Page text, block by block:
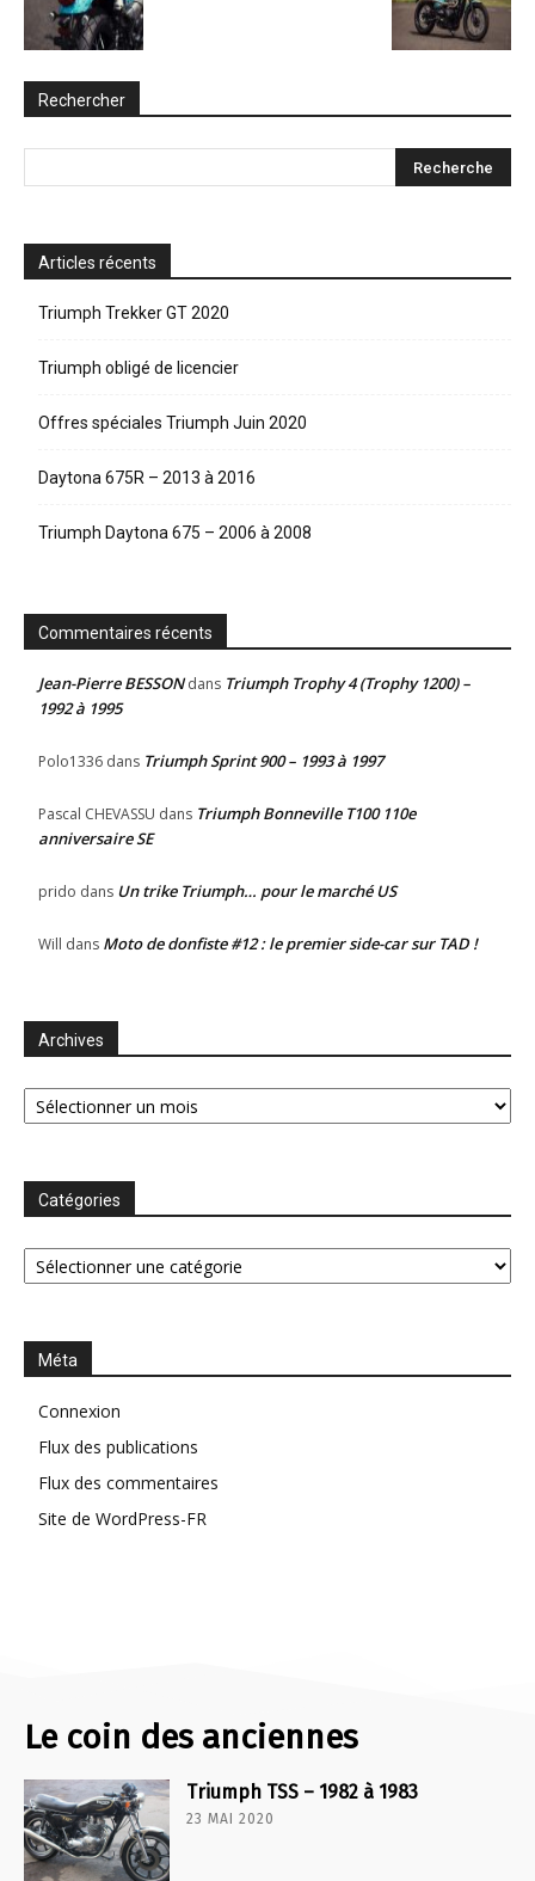
Rechercher
Articles récents
Triumph Trekker GT 2020
Triumph obligé de licencier
Offres spéciales Triumph Juin 2020
Daytona 675R – 2013 à 2016
Triumph Daytona 675 – 2006 à 2008
Commentaires récents
Jean-Pierre BESSONdans Triumph Trophy 4 (Trophy 1200) –
1992 à 1995
Polo1336 dans Triumph Sprint 900 – 1993 à 1997
Pascal CHEVASSU dans Triumph Bonneville T100 110e
anniversaire SE
prido dans Un trike Triumph… pour le marché US
Will dans Moto de donfiste #12 : le premier side-car sur TAD !
Archives
Archives
Catégories
Catégories
Méta
Connexion
Flux des publications
Flux des commentaires
Site de WordPress-FR
Le coin des anciennes
Triumph TSS – 1982 à 1983
23 MAI 2020